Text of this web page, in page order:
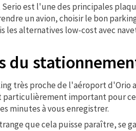
est l'une des principales
un avion, choisir le bon
les alternatives low-cost avec
du
très proche de l'aéroport d'Orio
particulièrement important pour
minutes à vous enregistrer.
que cela puisse paraître, se